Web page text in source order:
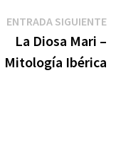
ENTRADA SIGUIENTE
La Diosa Mari –
Mitología Ibérica